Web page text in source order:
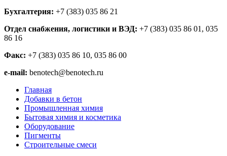
Бухгалтерия: +7 (383) 035 86 21
Отдел снабжения, логистики и ВЭД: +7 (383) 035 86 01, 035
86 16
Факс: +7 (383) 035 86 10, 035 86 00
e-mail: benotech@benotech.ru
Главная
Добавки в бетон
Промышленная химия
Бытовая химия и косметика
Оборудование
Пигменты
Строительные смеси